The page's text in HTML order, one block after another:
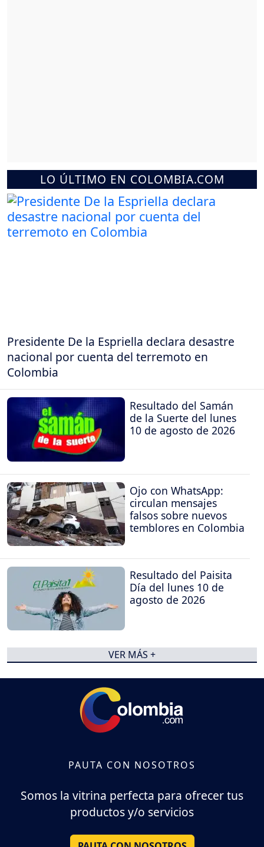
LO ÚLTIMO EN COLOMBIA.COM
Presidente De la Espriella declara desastre
nacional por cuenta del terremoto en
Colombia
Resultado del Samán
de la Suerte del lunes
10 de agosto de 2026
Ojo con WhatsApp:
circulan mensajes
falsos sobre nuevos
temblores en Colombia
Resultado del Paisita
Día del lunes 10 de
agosto de 2026
VER MÁS +
PAUTA CON NOSOTROS
Somos la vitrina perfecta para ofrecer tus
productos y/o servicios